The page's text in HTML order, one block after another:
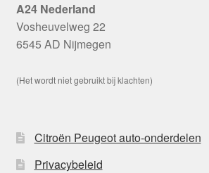
A24 Nederland
Vosheuvelweg 22
6545 AD Nijmegen
(Het wordt niet gebruikt bij klachten)
Citroën Peugeot auto-onderdelen
Privacybeleid